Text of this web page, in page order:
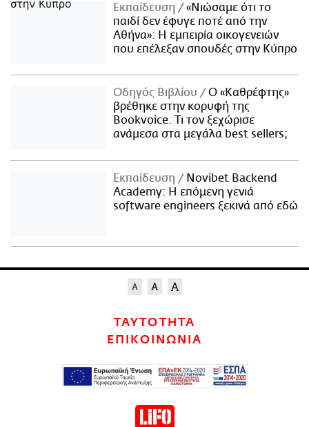
Εκπαίδευση
«Νιώσαμε ότι το
παιδί δεν έφυγε ποτέ από την
Αθήνα»: Η εμπειρία οικογενειών
που επέλεξαν σπουδές στην Κύπρο
Οδηγός Βιβλίου
Ο «Καθρέφτης»
βρέθηκε στην κορυφή της
Bookvoice. Τι τον ξεχώρισε
ανάμεσα στα μεγάλα best sellers;
Εκπαίδευση
Novibet Backend
Academy: Η επόμενη γενιά
software engineers ξεκινά από εδώ
ΤΑΥΤΟΤΗΤΑ
ΕΠΙΚΟΙΝΩΝΙΑ